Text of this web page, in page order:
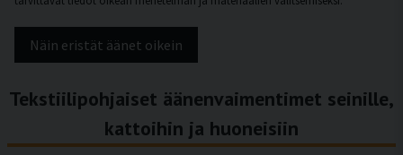
Näin eristät äänet oikein
Tekstiilipohjaiset äänenvaimentimet seinille,
kattoihin ja huoneisiin